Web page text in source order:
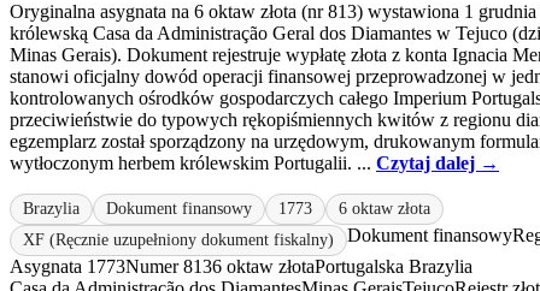
Oryginalna asygnata na 6 oktaw złota (nr 813) wystawiona 1
królewską Casa da Administração Geral dos Diamantes w Tejuco
Minas Gerais). Dokument rejestruje wypłatę złota z konta Ignacia
stanowi oficjalny dowód operacji finansowej przeprowadzonej w
kontrolowanych ośrodków gospodarczych całego Imperium
przeciwieństwie do typowych rękopiśmiennych kwitów z regionu
egzemplarz został sporządzony na urzędowym, drukowanym
wytłoczonym herbem królewskim Portugalii. ... Czytaj dalej →
Brazylia Dokument finansowy 1773
6 oktaw złota
XF (Ręcznie uzupełniony dokument fiskalny)
Dokument finansowy
Asygnata 1773Numer 8136 oktaw złotaPortugalska Brazylia